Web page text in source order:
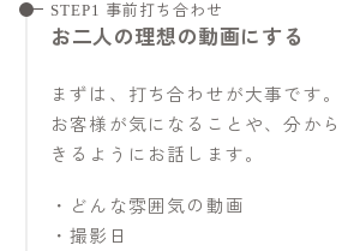
STEP1 事前打ち合わせ
お二人の理想の動画にする
まずは、打ち合わせが大事です。
お客様が気になることや、分か
きるようにお話します。
・どんな雰囲気の動画
・撮影日